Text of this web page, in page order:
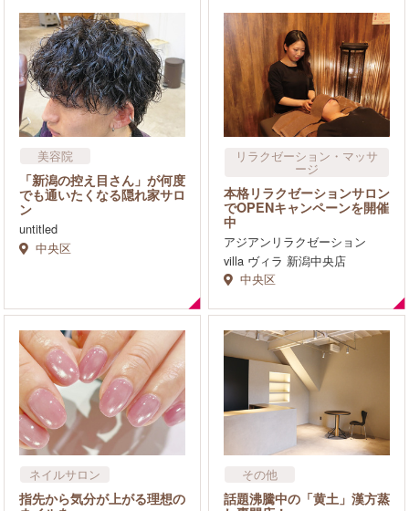
美容院
「新潟の控え目さん」が何度
でも通いたくなる隠れ家サロ
ン
untitled
中央区
リラクゼーション・マッサ
ージ
本格リラクゼーションサロン
でOPENキャンペーンを開催
中
アジアンリラクゼーション
villa ヴィラ 新潟中央店
中央区
ネイルサロン
指先から気分が上がる理想の
その他
話題沸騰中の「黄土」漢方蒸